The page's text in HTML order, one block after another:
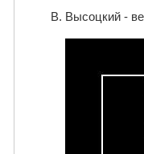
В. Высоцкий -